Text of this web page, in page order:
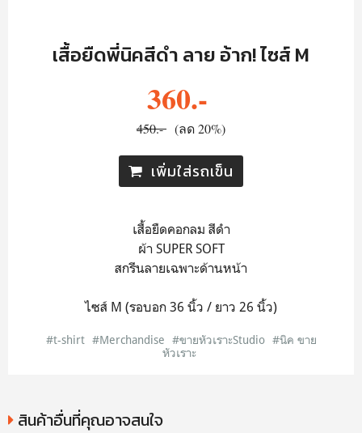
เสื้อยืดพี่นิคสีดำ ลาย อ้าก! ไซส์ M
360.-
450.- (ลด 20%)
เพิ่มใส่รถเข็น
เสื้อยืดคอกลม สีดำ
ผ้า SUPER SOFT
สกรีนลายเฉพาะด้านหน้า
ไซส์ M (รอบอก 36 นิ้ว / ยาว 26 นิ้ว)
#t-shirt #Merchandise #ขายหัวเราะStudio #นิค ขาย
หัวเราะ
สินค้าอื่นที่คุณอาจสนใจ